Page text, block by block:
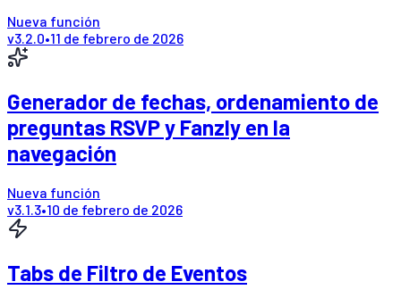
Nueva función
v3.2.0•11 de febrero de 2026
Generador de fechas, ordenamiento de
preguntas RSVP y Fanzly en la
navegación
Nueva función
v3.1.3•10 de febrero de 2026
Tabs de Filtro de Eventos